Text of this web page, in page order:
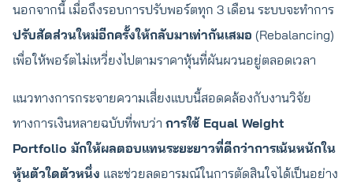
นอกจากนี้ เมื่อถึงรอบการปรับพอร์ตทุก 3 เดือน ระบบจะทำการ
ปรับสัดส่วนใหม่อีกครั้งให้กลับมาเท่ากันเสมอ (Rebalancing)
เพื่อให้พอร์ตไม่เหวี่ยงไปตามราคาหุ้นที่ผันผวนอยู่ตลอดเวลา
แนวทางการกระจายความเสี่ยงแบบนี้สอดคล้องกับงานวิจัย
ทางการเงินหลายฉบับที่พบว่า การใช้ Equal Weight
Portfolio มักให้ผลตอบแทนระยะยาวที่ดีกว่าการเน้นหนักใน
หุ้นตัวใดตัวหนึ่ง และช่วยลดอารมณ์ในการตัดสินใจได้เป็นอย่าง